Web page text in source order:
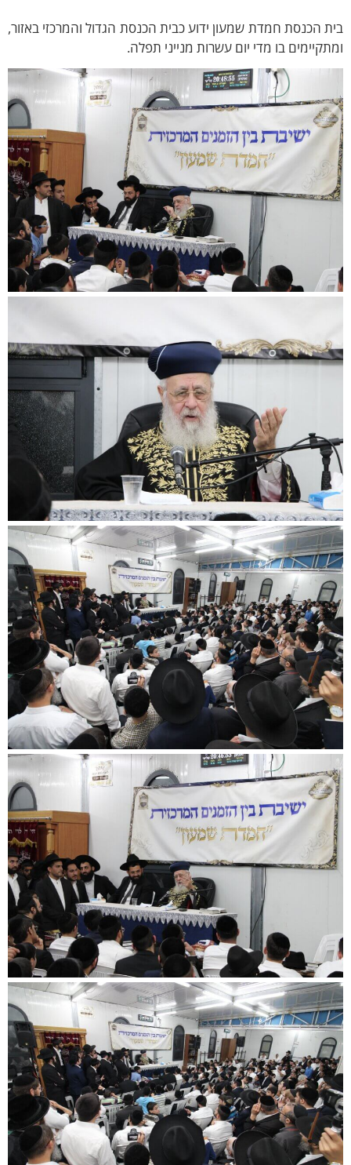
הכנסת חמדת שמעון ידוע כבית הכנסת הגדול והמרכזי באזור,
בו מדי יום עשרות מנייני תפלה.